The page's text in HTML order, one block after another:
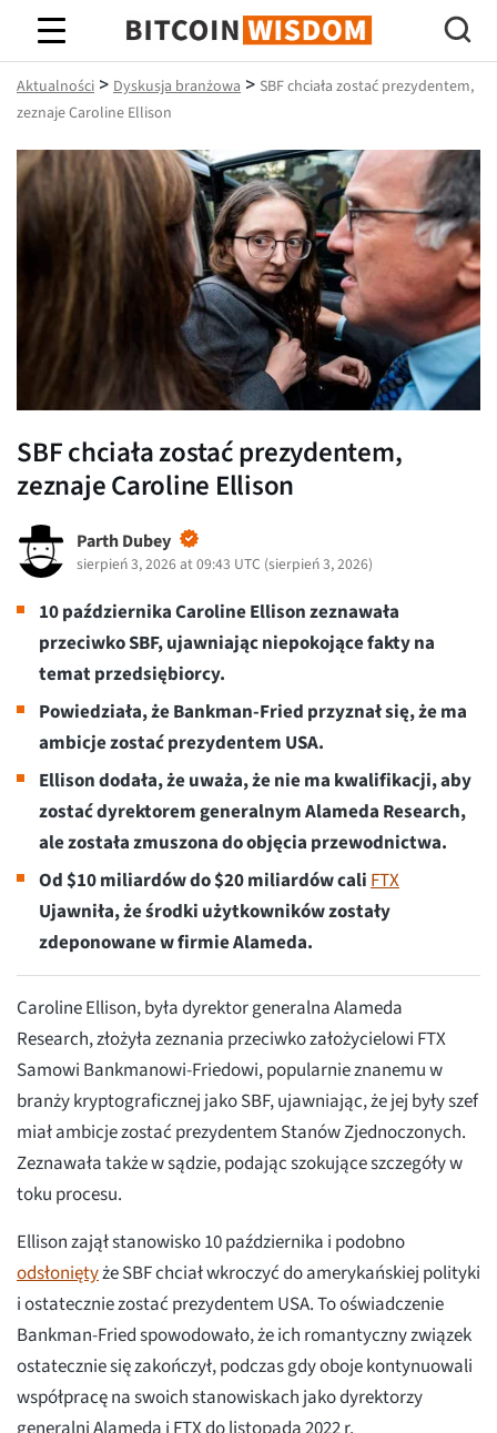
Mądrość Bitcoina
Aktualności > Dyskusja branżowa > SBF chciała zostać prezydentem,
zeznaje Caroline Ellison
SBF chciała zostać prezydentem,
zeznaje Caroline Ellison
Parth Dubey
sierpień 3, 2026 at 09:43 UTC (sierpień 3, 2026)
10 października Caroline Ellison zeznawała
przeciwko SBF, ujawniając niepokojące fakty na
temat przedsiębiorcy.
Powiedziała, że Bankman-Fried przyznał się, że ma
ambicje zostać prezydentem USA.
Ellison dodała, że uważa, że nie ma kwalifikacji, aby
zostać dyrektorem generalnym Alameda Research,
ale została zmuszona do objęcia przewodnictwa.
Od $10 miliardów do $20 miliardów caliFTX
Ujawniła, że środki użytkowników zostały
zdeponowane w firmie Alameda.
Caroline Ellison, była dyrektor generalna Alameda
Research, złożyła zeznania przeciwko założycielowi FTX
Samowi Bankmanowi-Friedowi, popularnie znanemu w
branży kryptograficznej jako SBF, ujawniając, że jej były szef
miał ambicje zostać prezydentem Stanów Zjednoczonych.
Zeznawała także w sądzie, podając szokujące szczegóły w
toku procesu.
Ellison zajął stanowisko 10 października i podobno
odsłoniętyże SBF chciał wkroczyć do amerykańskiej polityki
i ostatecznie zostać prezydentem USA. To oświadczenie
Bankman-Fried spowodowało, że ich romantyczny związek
ostatecznie się zakończył, podczas gdy oboje kontynuowali
współpracę na swoich stanowiskach jako dyrektorzy